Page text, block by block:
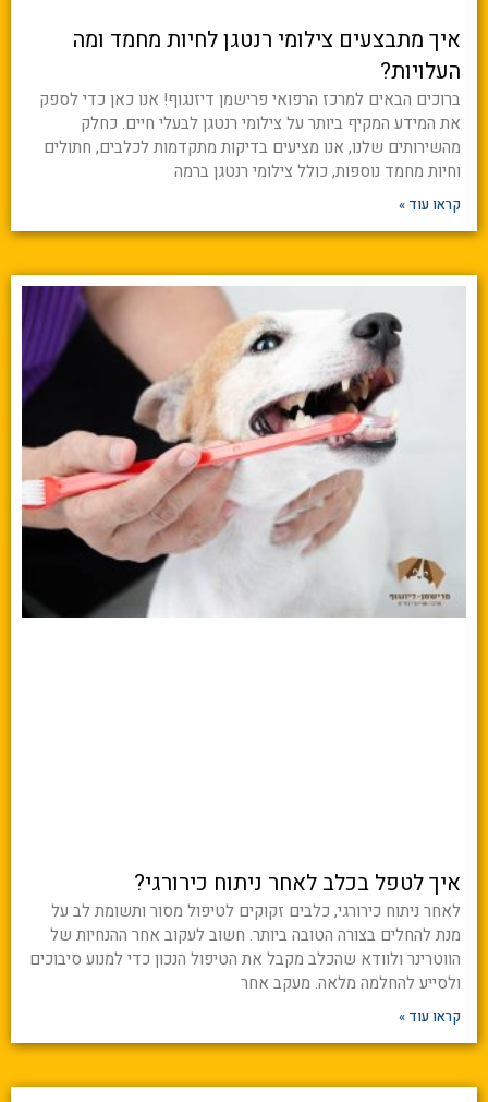
איך מתבצעים צילומי רנטגן לחיות מחמד ומה
העלויות?
ברוכים הבאים למרכז הרפואי פרישמן דיזנגוף! אנו כאן כדי לספק
את המידע המקיף ביותר על צילומי רנטגן לבעלי חיים. כחלק
מהשירותים שלנו, אנו מציעים בדיקות מתקדמות לכלבים, חתולים
וחיות מחמד נוספות, כולל צילומי רנטגן ברמה
קראו עוד »
איך לטפל בכלב לאחר ניתוח כירורגי?
לאחר ניתוח כירורגי, כלבים זקוקים לטיפול מסור ותשומת לב על
מנת להחלים בצורה הטובה ביותר. חשוב לעקוב אחר ההנחיות של
הווטרינר ולוודא שהכלב מקבל את הטיפול הנכון כדי למנוע סיבוכים
ולסייע להחלמה מלאה. מעקב אחר
קראו עוד »